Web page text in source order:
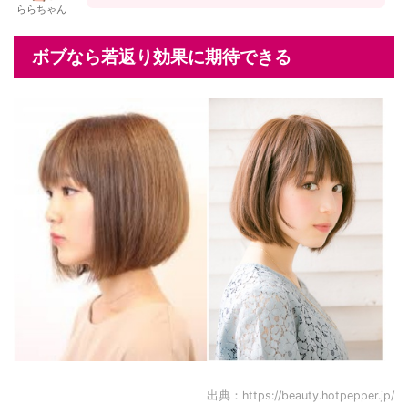
ららちゃん
ボブなら若返り効果に期待できる
出典：https://beauty.hotpepper.jp/